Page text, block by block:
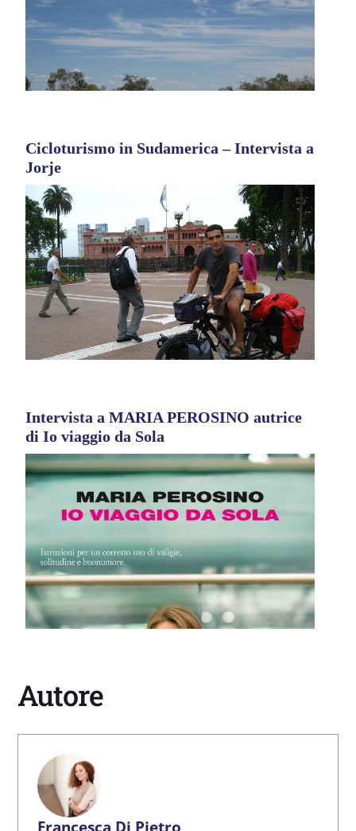
Cicloturismo in Sudamerica – Intervista a
Jorje
Intervista a MARIA PEROSINO autrice
di Io viaggio da Sola
Autore